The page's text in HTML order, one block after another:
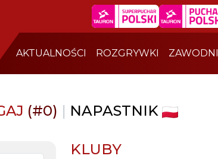
AKTUALNOŚCI ROZGRYWKI
(#0) | NAPASTNIK
KLUBY